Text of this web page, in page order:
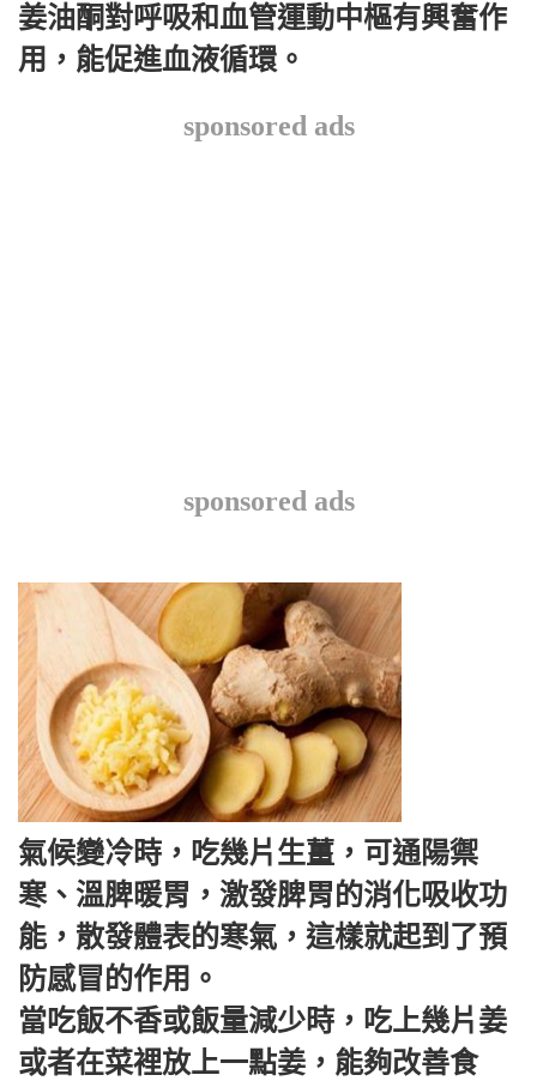
姜油酮對呼吸和血管運動中樞有興奮作
用，能促進血液循環。
sponsored ads
sponsored ads
氣候變冷時，吃幾片生薑，可通陽禦
寒、溫脾暖胃，激發脾胃的消化吸收功
能，散發體表的寒氣，這樣就起到了預
防感冒的作用。
當吃飯不香或飯量減少時，吃上幾片姜
或者在菜裡放上一點姜，能夠改善食